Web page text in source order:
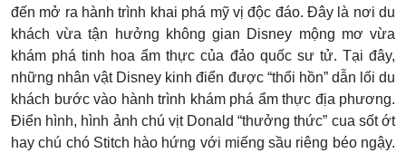
đến mở ra hành trình khai phá mỹ vị độc đáo. Đây là nơi du
khách vừa tận hưởng không gian Disney mộng mơ vừa
khám phá tinh hoa ẩm thực của đảo quốc sư tử. Tại đây,
những nhân vật Disney kinh điển được “thổi hồn” dẫn lối du
khách bước vào hành trình khám phá ẩm thực địa phương.
Điển hình, hình ảnh chú vịt Donald “thưởng thức” cua sốt ớt
hay chú chó Stitch hào hứng với miếng sầu riêng béo ngậy.